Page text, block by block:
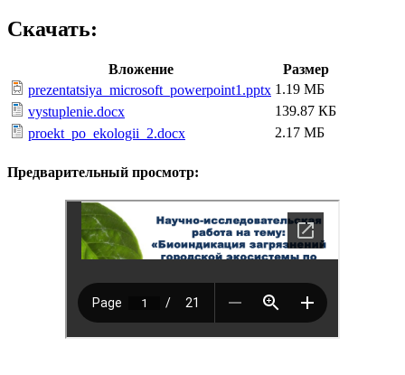
Скачать:
Вложение
Размер
prezentatsiya_microsoft_powerpoint1.pptx 1.19 МБ
vystuplenie.docx
139.87 КБ
proekt_po_ekologii_2.docx
2.17 МБ
Предварительный просмотр: